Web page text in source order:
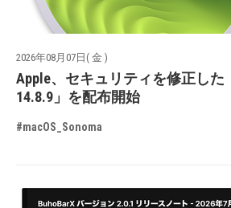
2026年08月07日( 金 )
Apple、セキュリティを修正した
14.8.9」を配布開始
#macOS_Sonoma